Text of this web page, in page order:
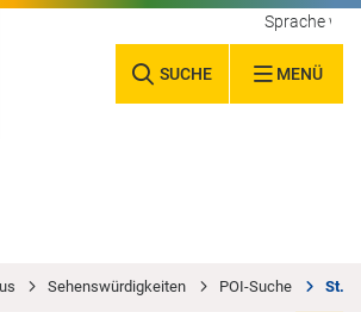
SUCHE MENÜ
Sprache
Sehenswürdigkeiten POI-Suche St.